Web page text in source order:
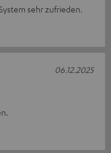
sehr zufrieden.
06.12.2025